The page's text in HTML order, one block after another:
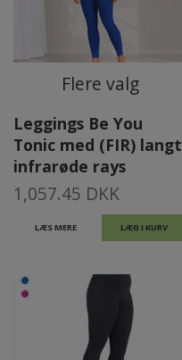
Flere valg
Leggings Be You
Tonic med (FIR) langt
infrarøde rays
1,057.45 DKK
LÆS MERE LÆG I KURV